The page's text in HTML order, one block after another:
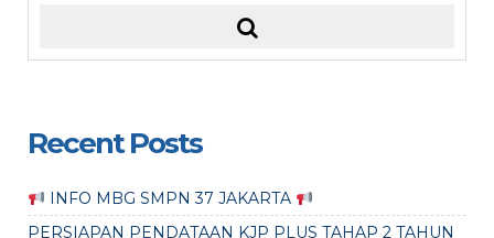
Recent Posts
INFO MBG SMPN 37 JAKARTA
PERSIAPAN PENDATAAN KJP PLUS TAHAP 2 TAHUN